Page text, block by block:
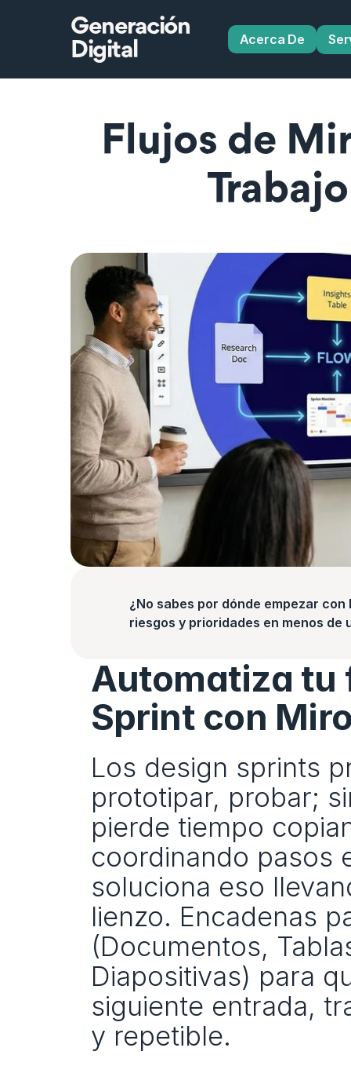
Generación
Digital
Acerca De
Flujos de
¿No sabes por dónde empezar
riesgos y prioridades en menos de
Automatiza tu
Sprint con
Los design sprints
prototipar, probar;
pierde tiempo
coordinando pasos
soluciona eso
lienzo. Encadenas
(Documentos,
Diapositivas) para
siguiente entrada,
y repetible.